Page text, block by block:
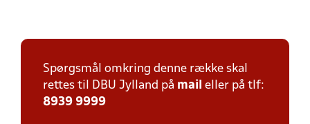
Spørgsmål omkring denne række skal
rettes til DBU Jylland på mail eller på tlf:
8939 9999